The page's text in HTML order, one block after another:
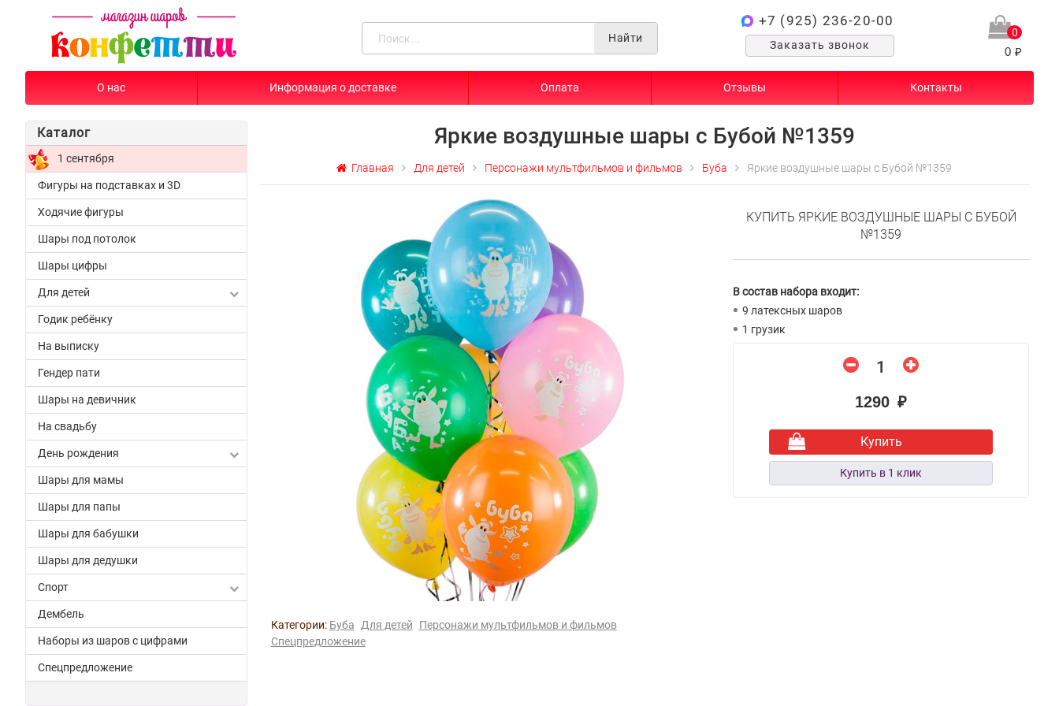
Найти
+7 (925) 236-20-00
Заказать звонок
0
0 ₽
О нас Информация о доставке Оплата Отзывы Контакты
Каталог
1 сентября
Фигуры на подставках и 3D
Ходячие фигуры
Шары под потолок
Шары цифры
Для детей
Годик ребёнку
На выписку
Гендер пати
Шары на девичник
На свадьбу
День рождения
Шары для мамы
Шары для папы
Шары для бабушки
Шары для дедушки
Спорт
Дембель
Наборы из шаров с цифрами
Спецпредложение
Яркие воздушные шары с Бубой №1359
Главная Для детей Персонажи мультфильмов и фильмов Буба Яркие воздушные шары с Бубой №1359
Категории: Буба Для детей
Персонажи мультфильмов и фильмов
Спецпредложение
КУПИТЬ ЯРКИЕ ВОЗДУШНЫЕ ШАРЫ С БУБОЙ
№1359
В состав набора входит:
9 латексных шаров
1 грузик
1290 ₽
Купить